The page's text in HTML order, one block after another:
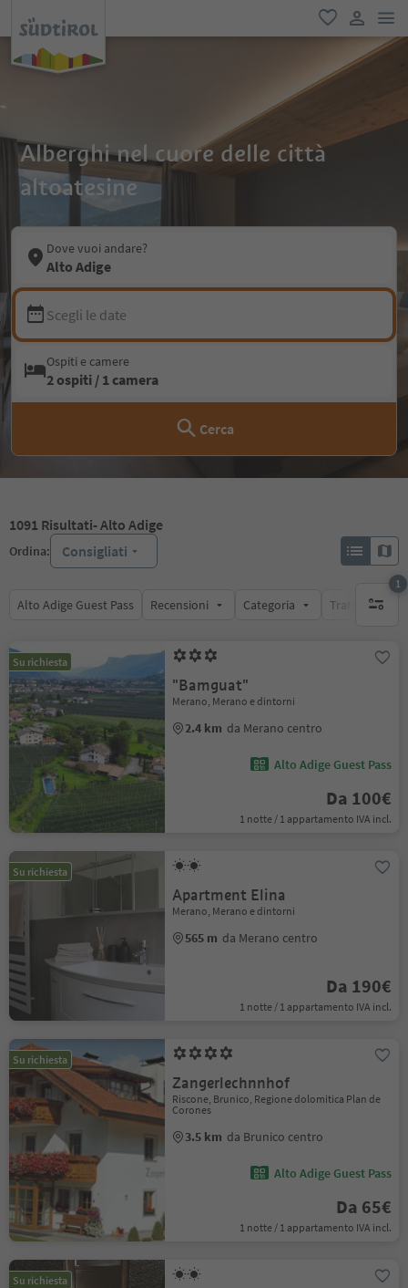
favoriti
user link
Alberghi nel cuore delle città
altoatesine
Dove vuoi andare?
Alto Adige
Scegli le date
Ospiti e camere
2 ospiti / 1 camera
Cerca
1091 Risultati- Alto Adige
Ordina: Consigliati
Alto Adige Guest Pass Recensioni Categoria Trattamento
1
1 filtro
Su richiesta
"Bamguat"
Merano, Merano e dintorni
2.4 km da Merano centro
Alto Adige Guest Pass
Da 100€
1 notte / 1 appartamento IVA incl.
Su richiesta
Apartment Elina
Merano, Merano e dintorni
565 m da Merano centro
Da 190€
1 notte / 1 appartamento IVA incl.
Su richiesta
Zangerlechnnhof
Riscone, Brunico, Regione dolomitica Plan de
Corones
3.5 km da Brunico centro
Alto Adige Guest Pass
Da 65€
1 notte / 1 appartamento IVA incl.
Su richiesta